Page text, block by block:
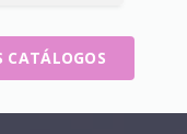
CATÁLOGOS